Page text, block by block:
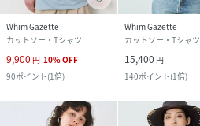
Whim Gazette
カットソー・Tシャツ
9,900 円 10%OFF
90ポイント(1倍)
Whim Gazette
カットソー・Tシャツ
15,400 円
140ポイント(1倍)